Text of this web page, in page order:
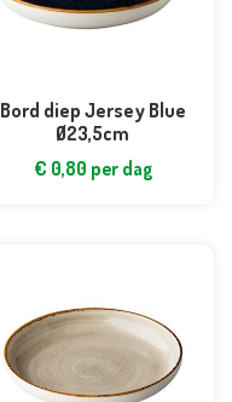
Bord diep Jersey Blue
Ø23,5cm
€ 0,80 per dag